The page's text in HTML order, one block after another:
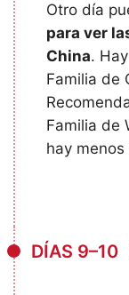
Otro día
para ver
China.
Familia de
Familia de
hay
DÍAS 9–10